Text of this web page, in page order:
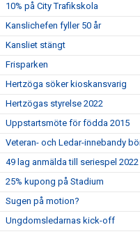
10% på City Trafikskola
Kanslichefen fyller 50 år
Kansliet stängt
Frisparken
Hertzöga söker kioskansvarig
Hertzögas styrelse 2022
Uppstartsmöte för födda 2015
Veteran- och Ledar-innebandy
49 lag anmälda till seriespel 2022
25% kupong på Stadium
Sugen på motion?
Ungdomsledarnas kick-off